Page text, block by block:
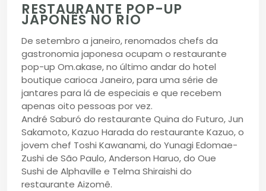
RESTAURANTE POP-UP
JAPONÊS NO RIO
De setembro a janeiro, renomados chefs da
gastronomia japonesa ocupam o restaurante
pop-up Om.akase, no último andar do hotel
boutique carioca Janeiro, para uma série de
jantares para lá de especiais e que recebem
apenas oito pessoas por vez.
André Saburó do restaurante Quina do Futuro, Jun
Sakamoto, Kazuo Harada do restaurante Kazuo, o
jovem chef Toshi Kawanami, do Yunagi Edomae-
Zushi de São Paulo, Anderson Haruo, do Oue
Sushi de Alphaville e Telma Shiraishi do
restaurante Aizomê.